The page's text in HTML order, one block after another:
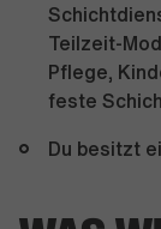
Teilzeit-
Pflege,
feste
Du besitzt